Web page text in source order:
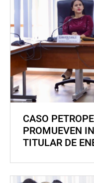
CASO
PROMUEVEN
TITULAR DE